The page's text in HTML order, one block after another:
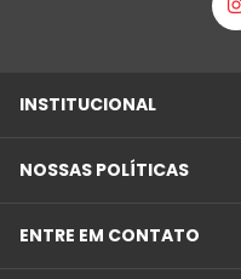
INSTITUCIONAL
NOSSAS POLÍTICAS
ENTRE EM CONTATO